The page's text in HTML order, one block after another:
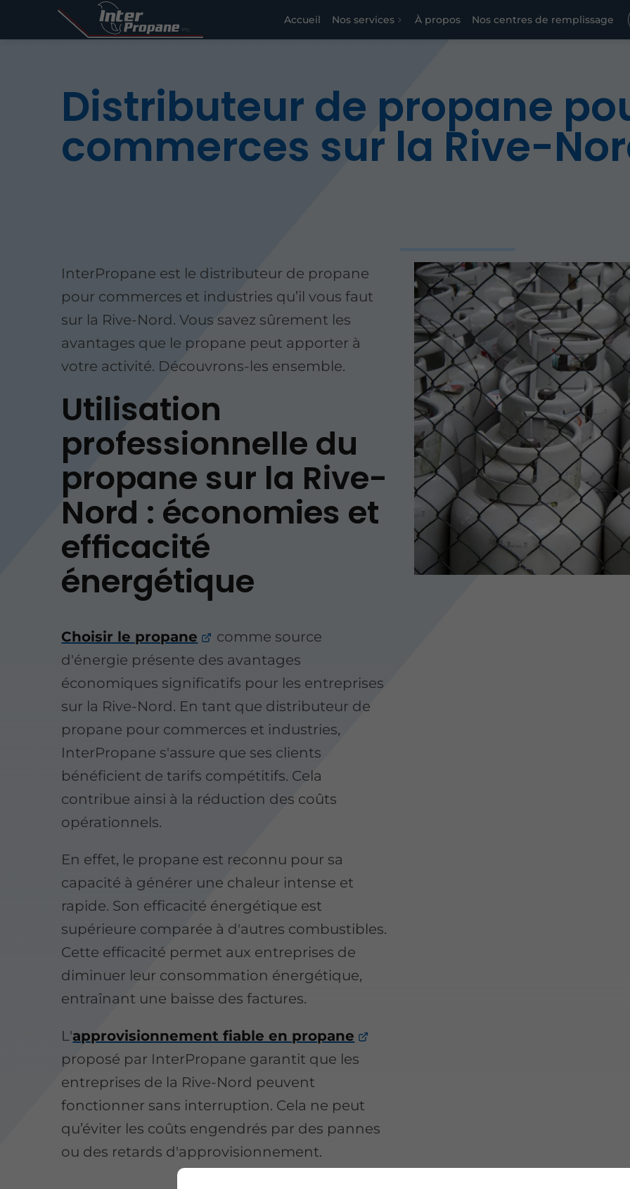
Accueil Nos services À propos Nos centres de remplissage
Distributeur de propane
commerces sur la Rive-
InterPropane est le distributeur de propane
pour commerces et industries qu’il vous faut
sur la Rive-Nord. Vous savez sûrement les
avantages que le propane peut apporter à
votre activité. Découvrons-les ensemble.
Utilisation
professionnelle du
propane sur la Rive-
Nord : économies et
efficacité
énergétique
Choisir le propane
comme source
d'énergie présente des avantages
économiques significatifs pour les entreprises
sur la Rive-Nord. En tant que distributeur de
propane pour commerces et industries,
InterPropane s'assure que ses clients
bénéficient de tarifs compétitifs. Cela
contribue ainsi à la réduction des coûts
opérationnels.
En effet, le propane est reconnu pour sa
capacité à générer une chaleur intense et
rapide. Son efficacité énergétique est
supérieure comparée à d'autres combustibles.
Cette efficacité permet aux entreprises de
diminuer leur consommation énergétique,
entraînant une baisse des factures.
L'approvisionnement fiable en propane
proposé par InterPropane garantit que les
entreprises de la Rive-Nord peuvent
fonctionner sans interruption. Cela ne peut
qu’éviter les coûts engendrés par des pannes
ou des retards d'approvisionnement.